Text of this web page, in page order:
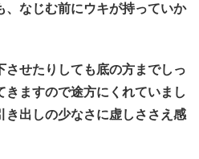
、なじむ前にウキが持っていか
させたりしても底の方までしっ
ますので途方にくれていまし
しの少なさに虚しささえ感